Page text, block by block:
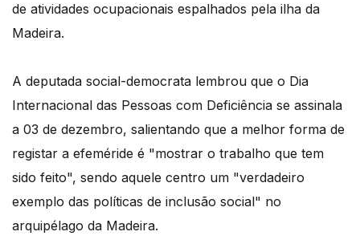
de atividades ocupacionais espalhados pela ilha da
Madeira.
A deputada social-democrata lembrou que o Dia
Internacional das Pessoas com Deficiência se assinala
a 03 de dezembro, salientando que a melhor forma de
registar a efeméride é "mostrar o trabalho que tem
sido feito", sendo aquele centro um "verdadeiro
exemplo das políticas de inclusão social" no
arquipélago da Madeira.